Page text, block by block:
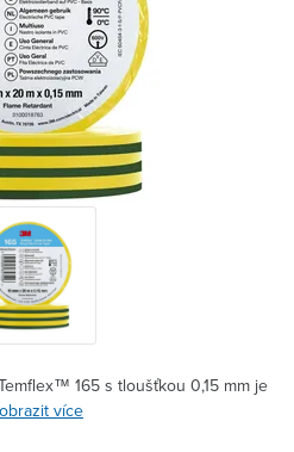
165 s tloušťkou 0,15 mm je
více